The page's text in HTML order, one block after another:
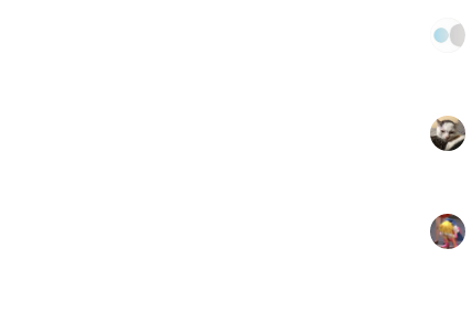
客
如
丨
《手
《